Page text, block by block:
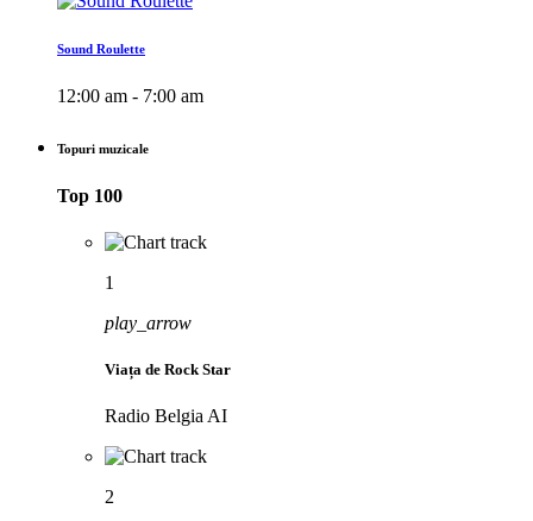
Sound Roulette
12:00 am - 7:00 am
Topuri muzicale
Top 100
1
play_arrow
Viața de Rock Star
Radio Belgia AI
2